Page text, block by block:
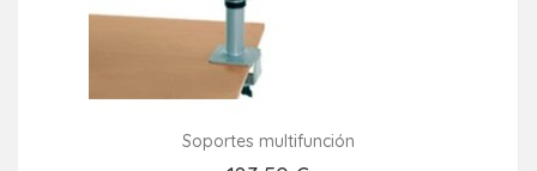
Soportes multifunción